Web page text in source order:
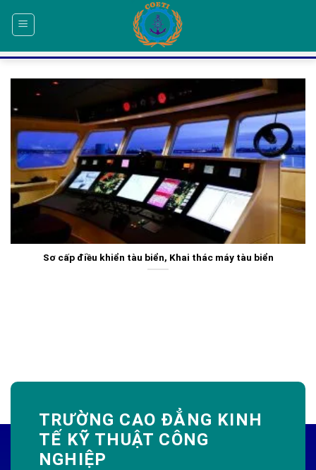
Sơ cấp điều khiển tàu biển, Khai thác máy tàu biển
TRƯỜNG CAO ĐẲNG KINH
TẾ KỸ THUẬT CÔNG
NGHIỆP